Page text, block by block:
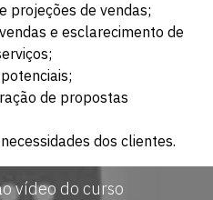
projeções de vendas;
e esclarecimento de
de propostas
dos clientes.
vídeo do curso